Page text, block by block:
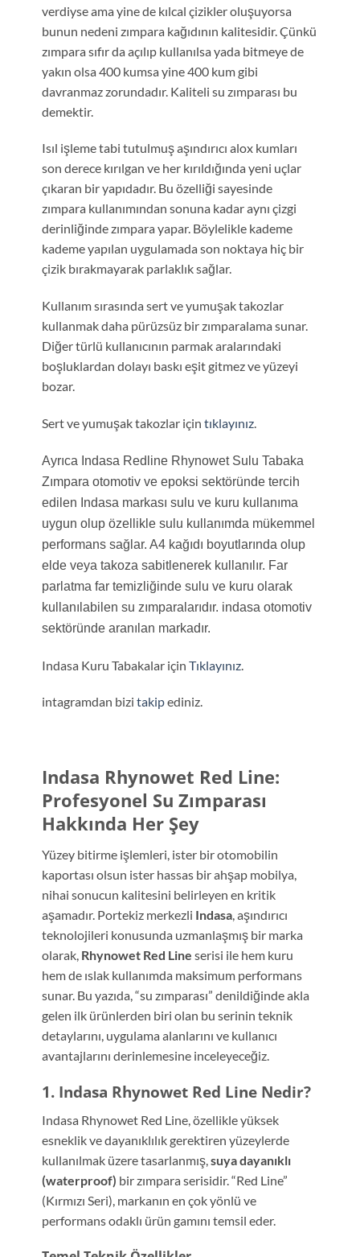
verdiyse ama yine de kılcal çizikler oluşuyorsa
bunun nedeni zımpara kağıdının kalitesidir. Çünkü
zımpara sıfır da açılıp kullanılsa yada bitmeye de
yakın olsa 400 kumsa yine 400 kum gibi
davranmaz zorundadır. Kaliteli su zımparası bu
demektir.
Isıl işleme tabi tutulmuş aşındırıcı alox kumları
son derece kırılgan ve her kırıldığında yeni uçlar
çıkaran bir yapıdadır. Bu özelliği sayesinde
zımpara kullanımından sonuna kadar aynı çizgi
derinliğinde zımpara yapar. Böylelikle kademe
kademe yapılan uygulamada son noktaya hiç bir
çizik bırakmayarak parlaklık sağlar.
Kullanım sırasında sert ve yumuşak takozlar
kullanmak daha pürüzsüz bir zımparalama sunar.
Diğer türlü kullanıcının parmak aralarındaki
boşluklardan dolayı baskı eşit gitmez ve yüzeyi
bozar.
Sert ve yumuşak takozlar için tıklayınız.
Ayrıca Indasa Redline Rhynowet Sulu Tabaka
Zımpara otomotiv ve epoksi sektöründe tercih
edilen Indasa markası sulu ve kuru kullanıma
uygun olup özellikle sulu kullanımda mükemmel
performans sağlar. A4 kağıdı boyutlarında olup
elde veya takoza sabitlenerek kullanılır. Far
parlatma far temizliğinde sulu ve kuru olarak
kullanılabilen su zımparalarıdır. indasa otomotiv
sektöründe aranılan markadır.
Indasa Kuru Tabakalar için Tıklayınız.
intagramdan bizi takipediniz.
Indasa Rhynowet Red Line:
Profesyonel Su Zımparası
Hakkında Her Şey
Yüzey bitirme işlemleri, ister bir otomobilin
kaportası olsun ister hassas bir ahşap mobilya,
nihai sonucun kalitesini belirleyen en kritik
aşamadır. Portekiz merkezli Indasa, aşındırıcı
teknolojileri konusunda uzmanlaşmış bir marka
olarak, Rhynowet Red Line serisi ile hem kuru
hem de ıslak kullanımda maksimum performans
sunar. Bu yazıda, “su zımparası” denildiğinde akla
gelen ilk ürünlerden biri olan bu serinin teknik
detaylarını, uygulama alanlarını ve kullanıcı
avantajlarını derinlemesine inceleyeceğiz.
1. Indasa Rhynowet Red Line Nedir?
Indasa Rhynowet Red Line, özellikle yüksek
esneklik ve dayanıklılık gerektiren yüzeylerde
kullanılmak üzere tasarlanmış, suya dayanıklı
(waterproof) bir zımpara serisidir. “Red Line”
(Kırmızı Seri), markanın en çok yönlü ve
performans odaklı ürün gamını temsil eder.